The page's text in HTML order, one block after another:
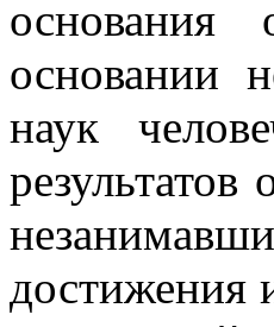
основания
основании
наук
достижения